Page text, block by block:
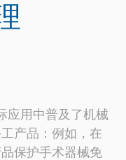
应用中普及了机械
产品：例如，在
保护手术器械免